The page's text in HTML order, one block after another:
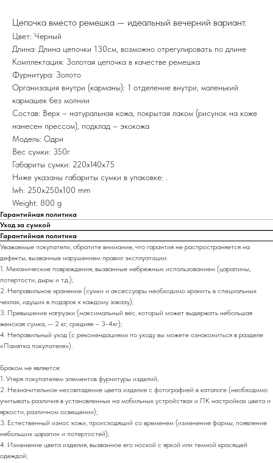
Цепочка вместо ремешка — идеальный вечерний вариант.
Цвет: Черный
Длина: Длина цепочки 130см, возможно отрегулировать по длине
Комплектация: Золотая цепочка в качестве ремешка
Фурнитура: Золото
Организация внутри (карманы): 1 отделение внутри, маленький
кармашек без молнии
Состав: Верх – натуральная кожа, покрытая лаком (рисунок на коже
нанесен прессом), подклад – экокожа
Модель: Одри
Вес сумки: 350г
Габариты сумки: 220х140х75
Ниже указаны габариты сумки в упаковке: .
lwh: 250x250x100 mm
Weight: 800 g
Гарантийная политика
Уход за сумкой
Гарантийная политика
Уважаемые покупатели, обратите внимание, что гарантия не распространяется на
дефекты, вызванные нарушением правил эксплуатации:
1. Механические повреждения, вызванные небрежным использованием (царапины,
потертости, дыры и т.д.);
2. Неправильное хранение (сумки и аксессуары необходимо хранить в специальных
чехлах, идущих в подарок к каждому заказу);
3. Превышение нагрузки (максимальный вес, который может выдержать небольшая
женская сумка, — 2 кг, средняя – 3-4кг);
4. Неправильный уход (с рекомендациями по уходу вы можете ознакомиться в разделе
«Памятка покупателя»).
Браком не является:
1. Утеря покупателем элементов фурнитуры изделий;
2. Незначительное несовпадение цвета изделия с фотографией в каталоге (необходимо
учитывать различия в установленных на мобильных устройствах и ПК настройках цвета и
яркости, различном освещении);
3. Естественный износ кожи, происходящий со временем (изменение формы, появление
небольших царапин и потертостей);
4. Изменение цвета изделия, вызванное его ноской с яркой или темной красящей
одеждой;